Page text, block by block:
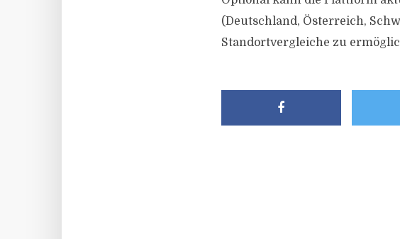
(Deutschland, Österreich,
Standortvergleiche zu